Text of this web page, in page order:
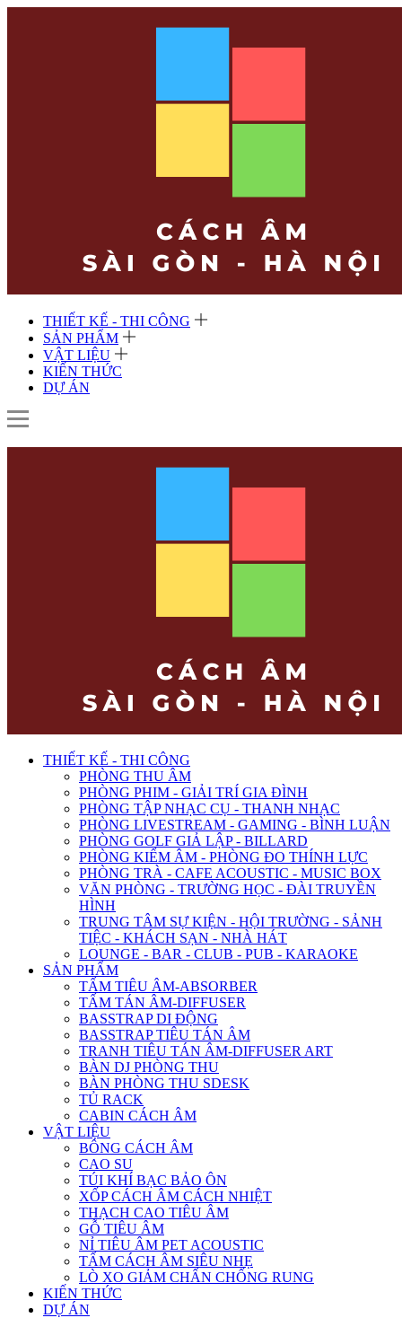
THIẾT KẾ - THI CÔNG
SẢN PHẨM
VẬT LIỆU
KIẾN THỨC
DỰ ÁN
THIẾT KẾ - THI CÔNG
PHÒNG THU ÂM
PHÒNG PHIM - GIẢI TRÍ GIA ĐÌNH
PHÒNG TẬP NHẠC CỤ - THANH NHẠC
PHÒNG LIVESTREAM - GAMING - BÌNH LUẬN
PHÒNG GOLF GIẢ LẬP - BILLARD
PHÒNG KIỂM ÂM - PHÒNG ĐO THÍNH LỰC
PHÒNG TRÀ - CAFE ACOUSTIC - MUSIC BOX
VĂN PHÒNG - TRƯỜNG HỌC - ĐÀI TRUYỀN
HÌNH
TRUNG TÂM SỰ KIỆN - HỘI TRƯỜNG - SẢNH
TIỆC - KHÁCH SẠN - NHÀ HÁT
LOUNGE - BAR - CLUB - PUB - KARAOKE
SẢN PHẨM
TẤM TIÊU ÂM-ABSORBER
TẤM TÁN ÂM-DIFFUSER
BASSTRAP DI ĐỘNG
BASSTRAP TIÊU TÁN ÂM
TRANH TIÊU TÁN ÂM-DIFFUSER ART
BÀN DJ PHÒNG THU
BÀN PHÒNG THU SDESK
TỦ RACK
CABIN CÁCH ÂM
VẬT LIỆU
BÔNG CÁCH ÂM
CAO SU
TÚI KHÍ BẠC BẢO ÔN
XỐP CÁCH ÂM CÁCH NHIỆT
THẠCH CAO TIÊU ÂM
GỖ TIÊU ÂM
NỈ TIÊU ÂM PET ACOUSTIC
TẤM CÁCH ÂM SIÊU NHẸ
LÒ XO GIẢM CHẤN CHỐNG RUNG
KIẾN THỨC
DỰ ÁN